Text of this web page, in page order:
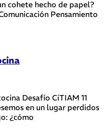
cohete hecho de papel?
Pensamiento
Desafío CiTIAM 11
en un lugar perdidos
¿cómo